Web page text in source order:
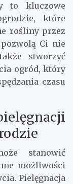
to kluczowe
które
rośliny przez
Ci nie
stworzyć
ogród, który
czasu
stanowić
możliwości
Pielęgnacja